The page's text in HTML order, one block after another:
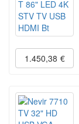
1.450,38 €